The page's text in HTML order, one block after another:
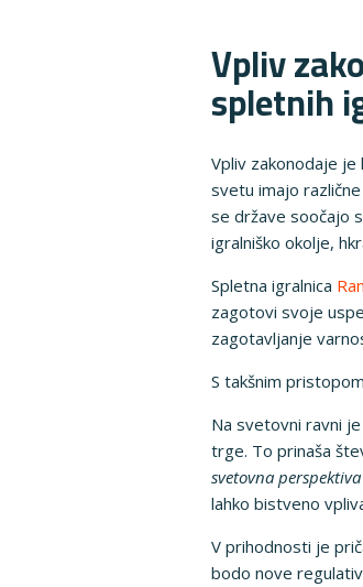
Vpliv
spletnih
Vpliv zakonodaje
svetu imajo
se države soočajo
igralniško okolje,
Spletna igralnica
zagotovi svoje
zagotavljanje
S takšnim
Na svetovni ravni
trge. To prinaša
svetovna
lahko bistveno
V prihodnosti je
bodo nove